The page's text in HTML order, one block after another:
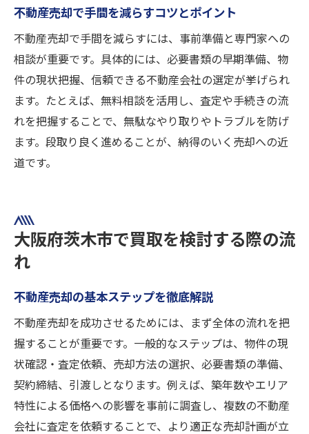
不動産売却で手間を減らすコツとポイント
不動産売却で手間を減らすには、事前準備と専門家への
相談が重要です。具体的には、必要書類の早期準備、物
件の現状把握、信頼できる不動産会社の選定が挙げられ
ます。たとえば、無料相談を活用し、査定や手続きの流
れを把握することで、無駄なやり取りやトラブルを防げ
ます。段取り良く進めることが、納得のいく売却への近
道です。
大阪府茨木市で買取を検討する際の流
れ
不動産売却の基本ステップを徹底解説
不動産売却を成功させるためには、まず全体の流れを把
握することが重要です。一般的なステップは、物件の現
状確認・査定依頼、売却方法の選択、必要書類の準備、
契約締結、引渡しとなります。例えば、築年数やエリア
特性による価格への影響を事前に調査し、複数の不動産
会社に査定を依頼することで、より適正な売却計画が立